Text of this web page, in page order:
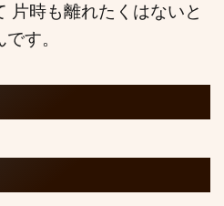
片時も離れたくはないと
す。